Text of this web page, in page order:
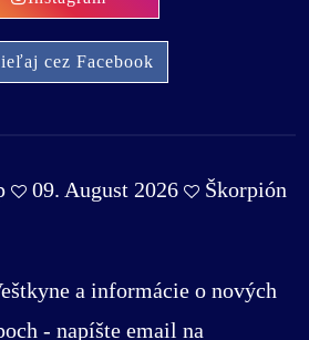
cez Facebook
09. August 2026 Škorpión
a informácie o nových
- napíšte email na